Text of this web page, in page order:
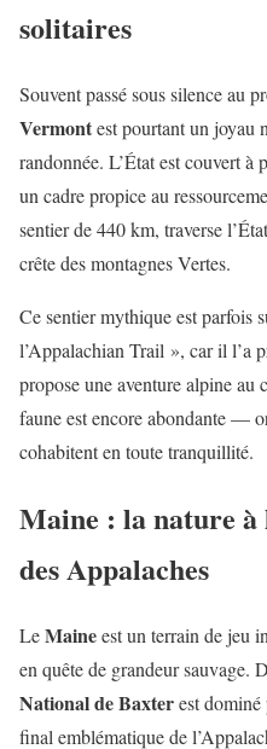
solitaires
Souvent passé sous silence au
Vermontest pourtant un joyau
randonnée. L’État est couvert
un cadre propice au
sentier de 440 km, traverse
crête des montagnes Vertes.
Ce sentier mythique est parfois
l’Appalachian Trail », car il l’a
propose une aventure alpine
faune est encore abondante —
cohabitent en toute tranquillité.
Maine : la nature
des Appalaches
LeMaineest un terrain de jeu
en quête de grandeur sauvage.
National de Baxterest dominé
final emblématique de